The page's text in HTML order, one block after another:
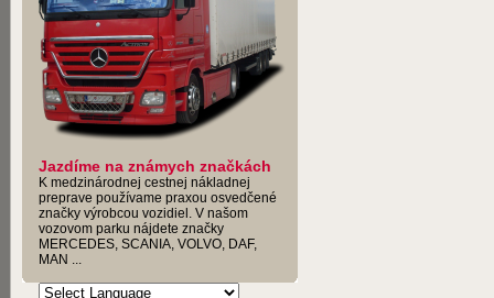
Jazdíme na známych značkách
K medzinárodnej cestnej nákladnej
preprave používame praxou osvedčené
značky výrobcou vozidiel. V našom
vozovom parku nájdete značky
MERCEDES, SCANIA, VOLVO, DAF,
MAN ...